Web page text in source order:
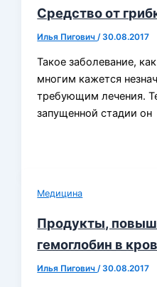
Средство от
Илья Пигович /30.08.2017
Такое заболевание,
многим кажется
требующим лечения.
запущенной стадии он
Медицина
Продукты,
гемоглобин в
Илья Пигович /30.08.2017